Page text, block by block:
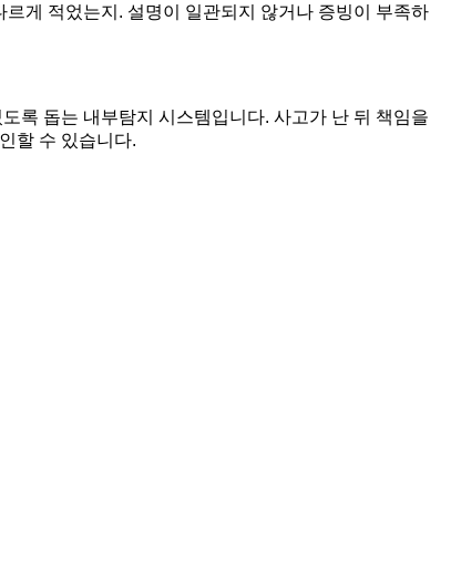
게 적었는지. 설명이 일관되지 않거나 증빙이 부족하
록 돕는 내부탐지 시스템입니다. 사고가 난 뒤 책임을
할 수 있습니다.